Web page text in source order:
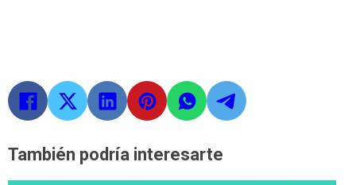
También podría interesarte